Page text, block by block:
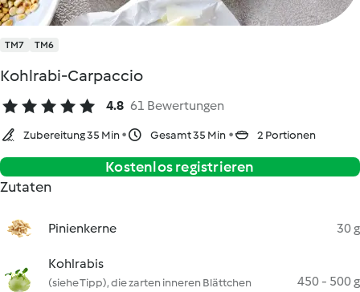
TM7 TM6
Kohlrabi-Carpaccio
4.8 61 Bewertungen
Zubereitung 35 Min Gesamt 35 Min 2 Portionen
Kostenlos registrieren
Zutaten
Pinienkerne 30 g
Kohlrabis
(siehe Tipp), die zarten inneren Blättchen
450 - 500 g